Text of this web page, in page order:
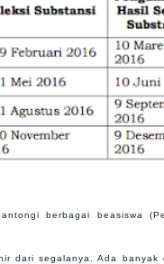
berbagai beasiswa
dari segalanya. Ada banyak